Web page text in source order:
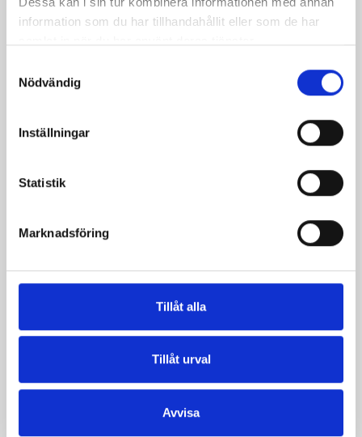
information som du har tillhandahållit eller som de har
Nödvändig
Inställningar
Statistik
Marknadsföring
Tillåt alla
Tillåt urval
Avvisa
1,5% laktosfri 3dl
1000g